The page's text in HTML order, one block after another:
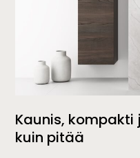
Kaunis,
kuin pitää